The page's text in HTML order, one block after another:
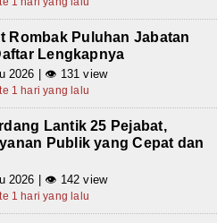
Rombak Puluhan Jabatan
Lengkapnya
2026 | 👁 131 view
1 hari yang lalu
Lantik 25 Pejabat,
Publik yang Cepat dan
2026 | 👁 142 view
1 hari yang lalu